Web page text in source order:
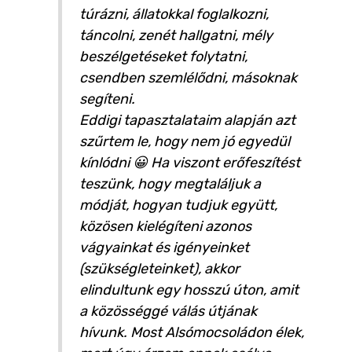
túrázni, állatokkal foglalkozni,
táncolni, zenét hallgatni, mély
beszélgetéseket folytatni,
csendben szemlélődni, másoknak
segíteni.
Eddigi tapasztalataim alapján azt
szűrtem le, hogy nem jó egyedül
kínlódni 😀 Ha viszont erőfeszítést
teszünk, hogy megtaláljuk a
módját, hogyan tudjuk együtt,
közösen kielégíteni azonos
vágyainkat és igényeinket
(szükségleteinket), akkor
elindultunk egy hosszú úton, amit
a közösséggé válás útjának
hívunk. Most Alsómocsoládon élek,